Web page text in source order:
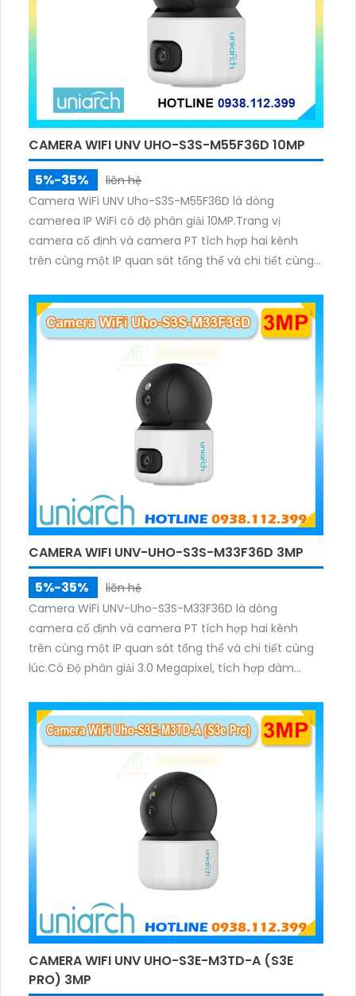
CAMERA WIFI UNV UHO-S3S-M55F36D 10MP
5%-35%
liên hệ
Camera WiFi UNV Uho-S3S-M55F36D là dòng
camerea IP WiFi có độ phân giải 10MP.Trang vị
camera cố định và camera PT tích hợp hai kênh
trên cùng một IP quan sát tổng thể và chi tiết cùng
ánh sáng. Kết hợp hồng ngoại và đèn ấm cho hình
ảnh có màu trong nhiều điều kiện khác nhau trong
phạm vi 3m.
CAMERA WIFI UNV-UHO-S3S-M33F36D 3MP
5%-35%
liên hệ
Camera WiFi UNV-Uho-S3S-M33F36D là dòng
camera cố định và camera PT tích hợp hai kênh
trên cùng một IP quan sát tổng thể và chi tiết cùng
lúc.Có Độ phân giải 3.0 Megapixel, tích hợp đàm
sáng ấm lên đến 10m.
CAMERA WIFI UNV UHO-S3E-M3TD-A (S3E
PRO) 3MP